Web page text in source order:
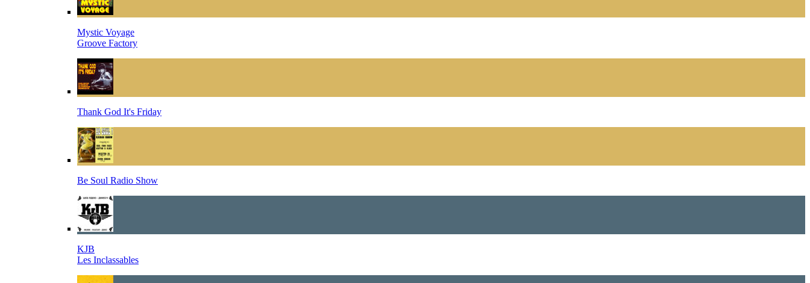
Mystic Voyage
Groove Factory
Thank God It's Friday
Be Soul Radio Show
KJB
Les Inclassables